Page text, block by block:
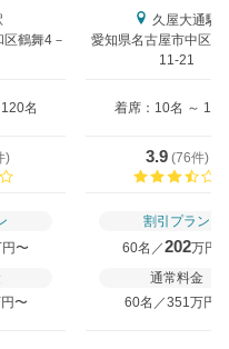
鶴舞4－
久屋大通駅
愛知県名古屋市中区丸
11-21
名 着席：10名 ～ 120
)
3.9(76件)
〜
〜
割引プラン
60名／202万円
通常料金
60名／351万円〜